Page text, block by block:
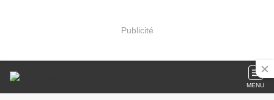
Publicité
MENU